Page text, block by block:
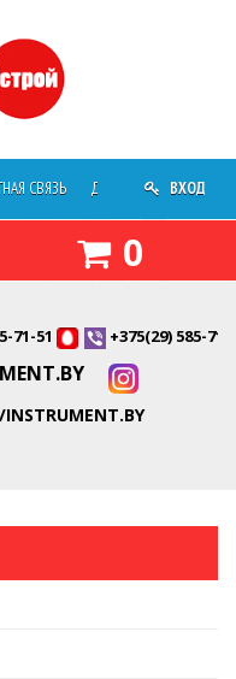
СВЯЗЬ ДОСТАВКА О
ВХОД
0
71-51 +375(29) 585-71-